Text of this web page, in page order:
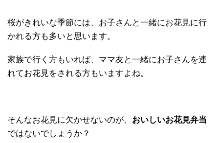
桜がきれいな季節には、お子さんと一緒にお花見に行
かれる方も多いと思います。
家族で行く方もいれば、ママ友と一緒にお子さんを連
れてお花見をされる方もいますよね。
そんなお花見に欠かせないのが、 おいしいお花見弁当
ではないでしょうか？